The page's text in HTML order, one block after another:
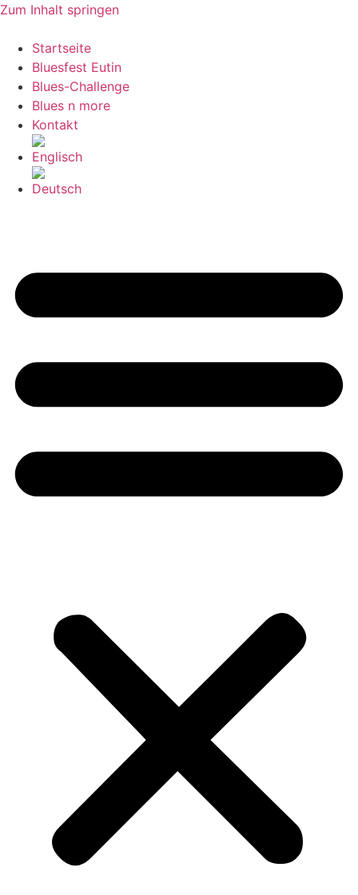
Zum Inhalt springen
Startseite
Bluesfest Eutin
Blues-Challenge
Blues n more
Kontakt